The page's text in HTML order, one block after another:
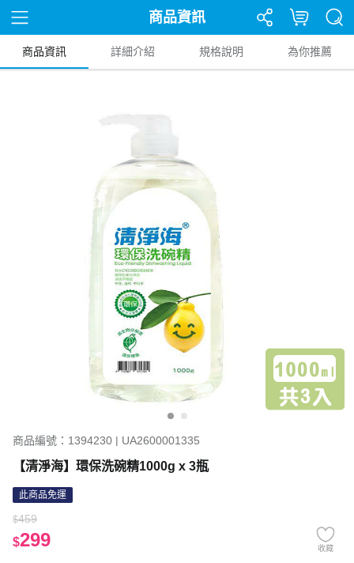
商品資訊
商品資訊 詳細介紹 規格說明 為你推薦
商品編號：1394230 | UA2600001335
【清淨海】環保洗碗精1000g x 3瓶
此商品免運
$459
$299 收藏